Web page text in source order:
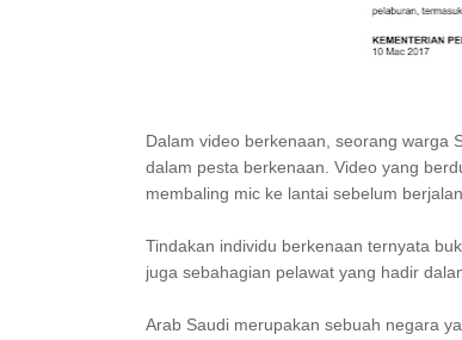
Dalam video berkenaan, seorang warga
dalam pesta berkenaan. Video yang
membaling mic ke lantai sebelum
Tindakan individu berkenaan ternyata
juga sebahagian pelawat yang hadir
Arab Saudi merupakan sebuah negara